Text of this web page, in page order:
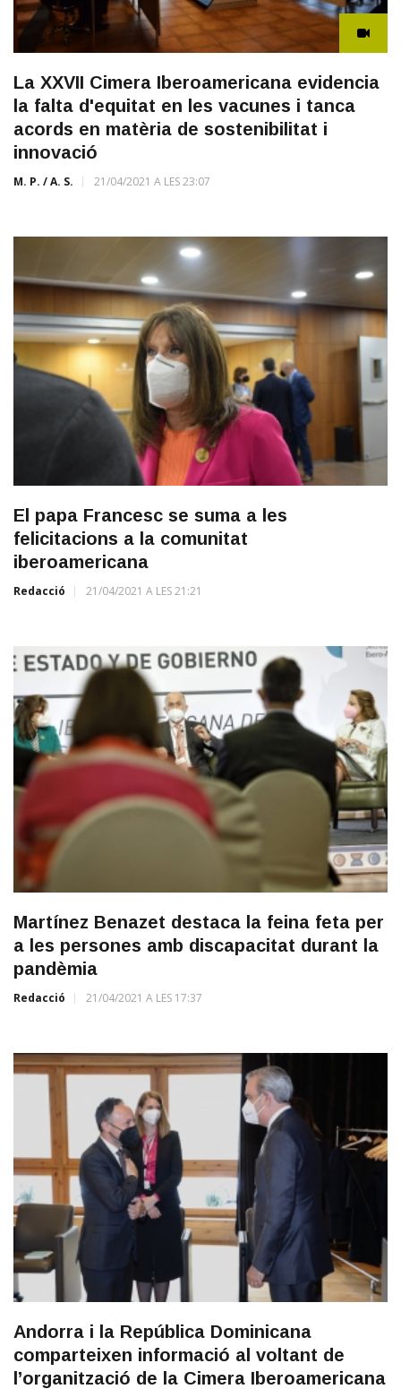
La XXVII Cimera Iberoamericana evidencia
la falta d'equitat en les vacunes i tanca
acords en matèria de sostenibilitat i
innovació
M. P. / A. S. 21/04/2021 A LES 23:07
El papa Francesc se suma a les
felicitacions a la comunitat
iberoamericana
Redacció 21/04/2021 A LES 21:21
Martínez Benazet destaca la feina feta per
a les persones amb discapacitat durant la
pandèmia
Redacció 21/04/2021 A LES 17:37
Andorra i la República Dominicana
comparteixen informació al voltant de
l’organització de la Cimera Iberoamericana